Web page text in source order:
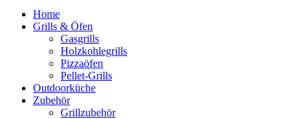
Home
Grills & Öfen
Gasgrills
Holzkohlegrills
Pizzaöfen
Pellet-Grills
Outdoorküche
Zubehör
Grillzubehör